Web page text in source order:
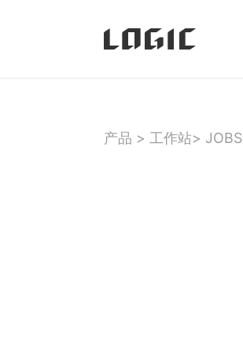
产品 > 工作站> JOBS